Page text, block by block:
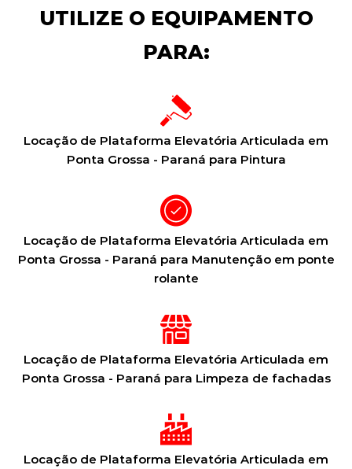
UTILIZE O EQUIPAMENTO
PARA:
Locação de Plataforma Elevatória Articulada em
Ponta Grossa - Paraná para Pintura
Locação de Plataforma Elevatória Articulada em
Ponta Grossa - Paraná para Manutenção em ponte
rolante
Locação de Plataforma Elevatória Articulada em
Ponta Grossa - Paraná para Limpeza de fachadas
Locação de Plataforma Elevatória Articulada em